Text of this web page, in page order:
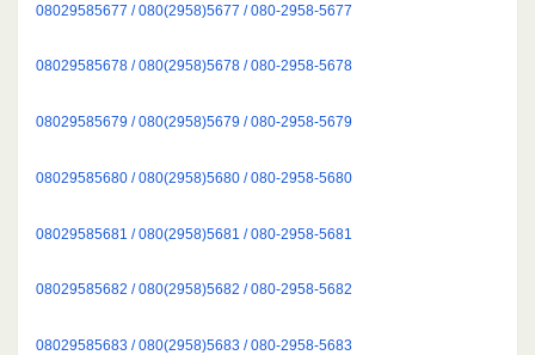
08029585677 / 080(2958)5677 / 080-2958-5677
08029585678 / 080(2958)5678 / 080-2958-5678
08029585679 / 080(2958)5679 / 080-2958-5679
08029585680 / 080(2958)5680 / 080-2958-5680
08029585681 / 080(2958)5681 / 080-2958-5681
08029585682 / 080(2958)5682 / 080-2958-5682
08029585683 / 080(2958)5683 / 080-2958-5683